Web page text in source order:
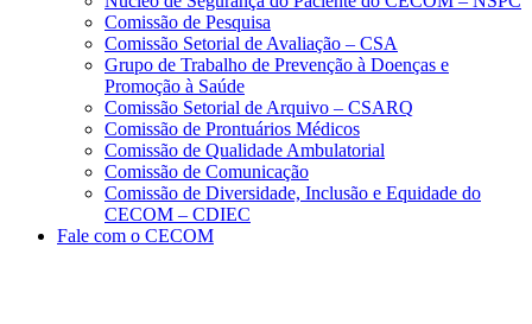
Comissão de Pesquisa
Comissão Setorial de Avaliação – CSA
Grupo de Trabalho de Prevenção à Doenças e
Promoção à Saúde
Comissão Setorial de Arquivo – CSARQ
Comissão de Prontuários Médicos
Comissão de Qualidade Ambulatorial
Comissão de Comunicação
Comissão de Diversidade, Inclusão e Equidade do
CECOM – CDIEC
Fale com o CECOM